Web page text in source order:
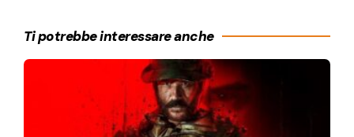
Ti potrebbe interessare anche